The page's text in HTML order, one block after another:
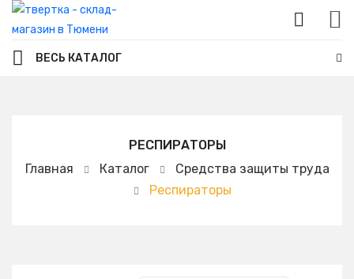
ВЕСЬ КАТАЛОГ
РЕСПИРАТОРЫ
Главная
Каталог
Средства защиты труда
Респираторы